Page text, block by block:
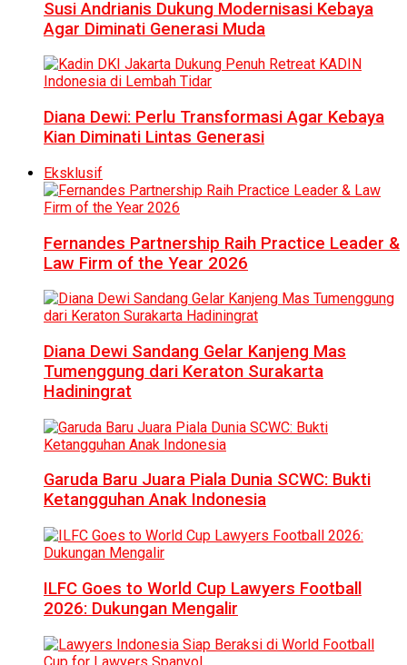
Susi Andrianis Dukung Modernisasi Kebaya
Agar Diminati Generasi Muda
Diana Dewi: Perlu Transformasi Agar Kebaya
Kian Diminati Lintas Generasi
Eksklusif
Fernandes Partnership Raih Practice Leader &
Law Firm of the Year 2026
Diana Dewi Sandang Gelar Kanjeng Mas
Tumenggung dari Keraton Surakarta
Hadiningrat
Garuda Baru Juara Piala Dunia SCWC: Bukti
Ketangguhan Anak Indonesia
ILFC Goes to World Cup Lawyers Football
2026: Dukungan Mengalir